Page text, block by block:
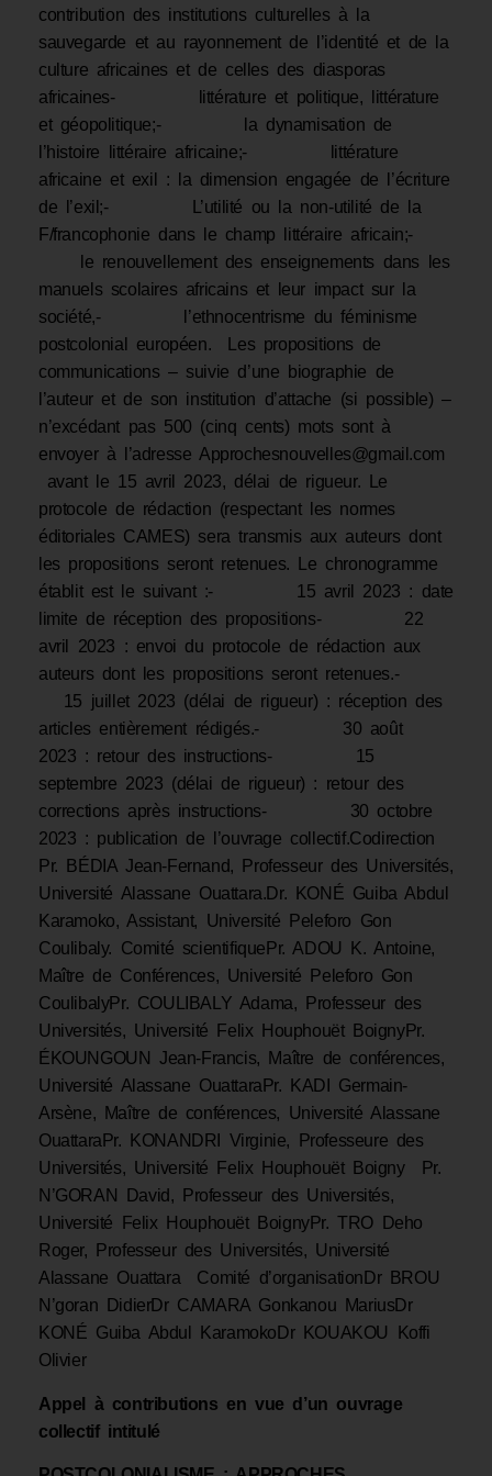
contribution des institutions culturelles à la
sauvegarde et au rayonnement de l’identité et de la
culture africaines et de celles des diasporas
africaines- littérature et politique, littérature
et géopolitique;- la dynamisation de
l’histoire littéraire africaine;- littérature
africaine et exil : la dimension engagée de l’écriture
de l’exil;- L’utilité ou la non-utilité de la
F/francophonie dans le champ littéraire africain;-
le renouvellement des enseignements dans les
manuels scolaires africains et leur impact sur la
société,- l’ethnocentrisme du féminisme
postcolonial européen. Les propositions de
communications – suivie d’une biographie de
l’auteur et de son institution d’attache (si possible) –
n’excédant pas 500 (cinq cents) mots sont à
envoyer à l’adresse Approchesnouvelles@gmail.com
avant le 15 avril 2023, délai de rigueur. Le
protocole de rédaction (respectant les normes
éditoriales CAMES) sera transmis aux auteurs dont
les propositions seront retenues. Le chronogramme
établit est le suivant :- 15 avril 2023 : date
limite de réception des propositions- 22
avril 2023 : envoi du protocole de rédaction aux
auteurs dont les propositions seront retenues.-
15 juillet 2023 (délai de rigueur) : réception des
articles entièrement rédigés.- 30 août
2023 : retour des instructions- 15
septembre 2023 (délai de rigueur) : retour des
corrections après instructions- 30 octobre
2023 : publication de l’ouvrage collectif.Codirection
Pr. BÉDIA Jean-Fernand, Professeur des Universités,
Université Alassane Ouattara.Dr. KONÉ Guiba Abdul
Karamoko, Assistant, Université Peleforo Gon
Coulibaly. Comité scientifiquePr. ADOU K. Antoine,
Maître de Conférences, Université Peleforo Gon
CoulibalyPr. COULIBALY Adama, Professeur des
Universités, Université Felix Houphouët BoignyPr.
ÉKOUNGOUN Jean-Francis, Maître de conférences,
Université Alassane OuattaraPr. KADI Germain-
Arsène, Maître de conférences, Université Alassane
OuattaraPr. KONANDRI Virginie, Professeure des
Universités, Université Felix Houphouët Boigny Pr.
N’GORAN David, Professeur des Universités,
Université Felix Houphouët BoignyPr. TRO Deho
Roger, Professeur des Universités, Université
Alassane Ouattara Comité d’organisationDr BROU
N’goran DidierDr CAMARA Gonkanou MariusDr
KONÉ Guiba Abdul KaramokoDr KOUAKOU Koffi
Olivier
Appel à contributions en vue d’un ouvrage
collectif intitulé